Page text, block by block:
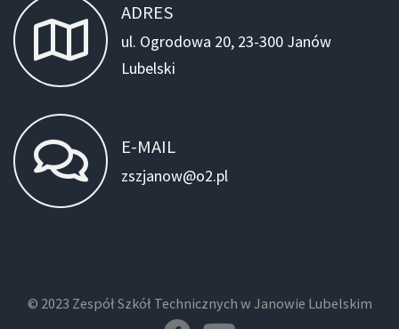
ADRES
ul. Ogrodowa 20, 23-300 Janów
Lubelski
E-MAIL
zszjanow@o2.pl
© 2023 Zespół Szkół Technicznych w Janowie Lubelskim